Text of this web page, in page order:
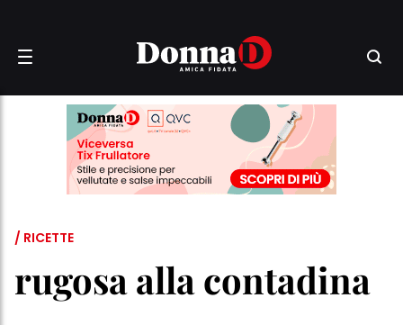
/ RICETTE
rugosa alla contadina